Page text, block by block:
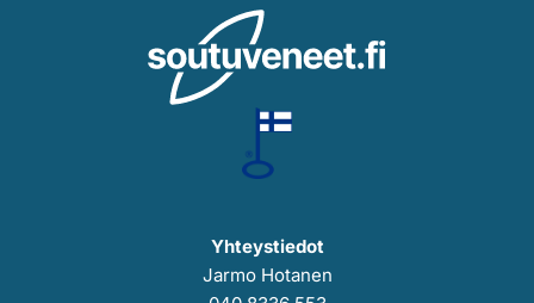
Yhteystiedot
Jarmo Hotanen